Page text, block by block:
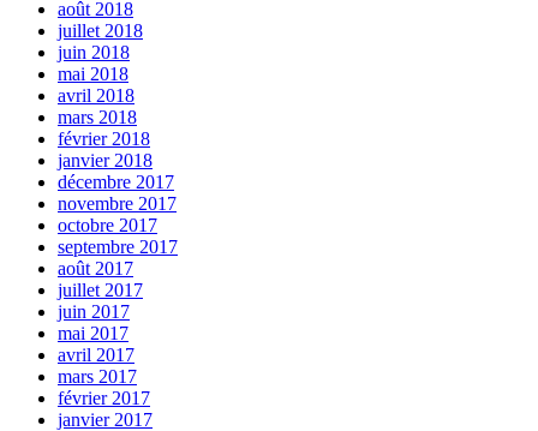
août 2018
juillet 2018
juin 2018
mai 2018
avril 2018
mars 2018
février 2018
janvier 2018
décembre 2017
novembre 2017
octobre 2017
septembre 2017
août 2017
juillet 2017
juin 2017
mai 2017
avril 2017
mars 2017
février 2017
janvier 2017